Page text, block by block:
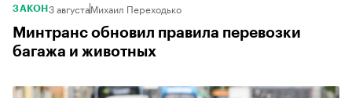
ЗАКОН 3 августаМихаил Переходько
Минтранс обновил правила перевозки
багажа и животных